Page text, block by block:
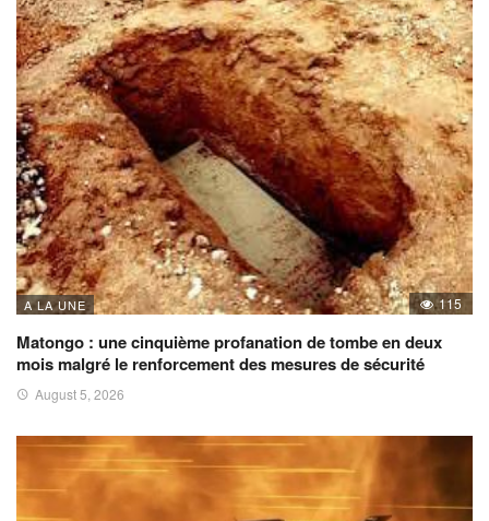
A LA UNE 115
Matongo : une cinquième profanation de tombe en deux
mois malgré le renforcement des mesures de sécurité
August 5, 2026